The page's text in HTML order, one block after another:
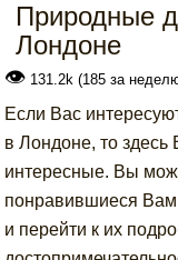
Природные
Лондоне
👁 131.2k (185 за
Если Вас
в Лондоне, то
интересные. Вы
понравившиеся Вам
и перейти к их